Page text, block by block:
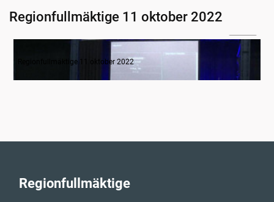
Regionfullmäktige 11 oktober 2022
Regionfullmäktige 11 oktober 2022
Regionfullmäktige